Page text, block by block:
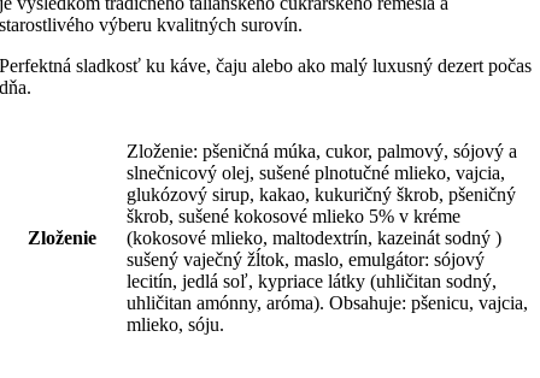
starostlivého výberu kvalitných surovín.
Perfektná sladkosť ku káve, čaju alebo ako malý luxusný dezert počas
dňa.
Zloženie
Zloženie: pšeničná múka, cukor, palmový, sójový a
slnečnicový olej, sušené plnotučné mlieko, vajcia,
glukózový sirup, kakao, kukuričný škrob, pšeničný
škrob, sušené kokosové mlieko 5% v kréme
(kokosové mlieko, maltodextrín, kazeinát sodný )
sušený vaječný žĺtok, maslo, emulgátor: sójový
lecitín, jedlá soľ, kypriace látky (uhličitan sodný,
uhličitan amónny, aróma). Obsahuje: pšenicu, vajcia,
mlieko, sóju.